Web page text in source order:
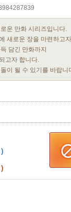
운 만화 시리즈입니다.
새로운 장을 마련하고
담긴 만화까지
고자 합니다.
이 될 수 있기를 바랍니